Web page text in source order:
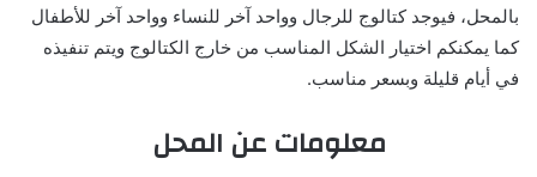
بالمحل، فيوجد كتالوج للرجال وواحد آخر للنساء وواحد آخر للأطفال
كما يمكنكم اختيار الشكل المناسب من خارج الكتالوج ويتم تنفيذه
في أيام قليلة وبسعر مناسب.
معلومات عن المحل